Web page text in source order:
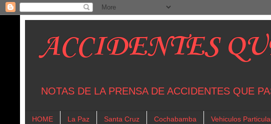
ACCIDENTES
NOTAS DE LA PRENSA DE ACCIDENTES QUE
HOME La Paz Santa Cruz Cochabamba Vehiculos